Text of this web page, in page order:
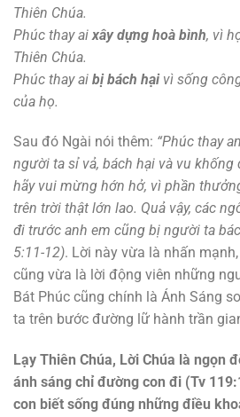
Thiên Chúa.
Phúc thay ai xây dựng hoà bình, vì
Thiên Chúa.
Phúc thay ai bị bách hạivì sống
của họ.
Sau đó Ngài nói thêm: “Phúc thay
người ta sỉ vả, bách hại và vu khống
hãy vui mừng hớn hở, vì phần
trên trời thật lớn lao. Quả vậy, các
đi trước anh em cũng bị người ta
5:11-12). Lời này vừa là nhấn
cũng vừa là lời động viên những
Bát Phúc cũng chính là Ánh Sáng
ta trên bước đường lữ hành trần
Lạy Thiên Chúa, Lời Chúa là ngọn
ánh sáng chỉ đường con đi (Tv
con biết sống đúng những điều